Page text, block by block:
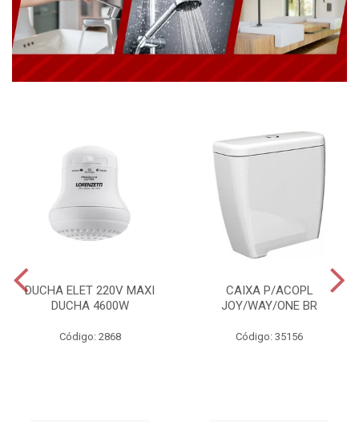
DUCHA ELET 220V MAXI
DUCHA 4600W
Código: 2868
CAIXA P/ACOPL
JOY/WAY/ONE BR
Código: 35156